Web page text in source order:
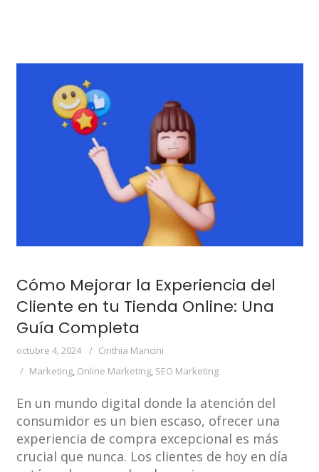
Cómo Mejorar la Experiencia del
Cliente en tu Tienda Online: Una
Guía Completa
octubre 4, 2024
Cinthia Mancini
Marketing, Online Marketing, SEO Marketing
En un mundo digital donde la atención del
consumidor es un bien escaso, ofrecer una
experiencia de compra excepcional es más
crucial que nunca. Los clientes de hoy en día